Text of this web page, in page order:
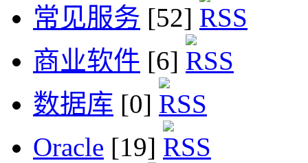
常见服务 [52]
商业软件 [6]
数据库 [0]
Oracle [19]